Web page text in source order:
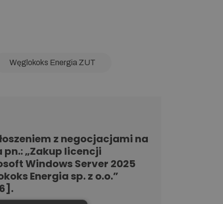
Węglokoks Energia ZUT
z negocjacjami na
„Zakup licencji
Windows Server 2025
Energia sp. z o.o.”